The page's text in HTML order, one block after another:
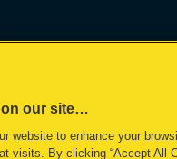
on our site…
website to enhance your
visits. By clicking “Accept All